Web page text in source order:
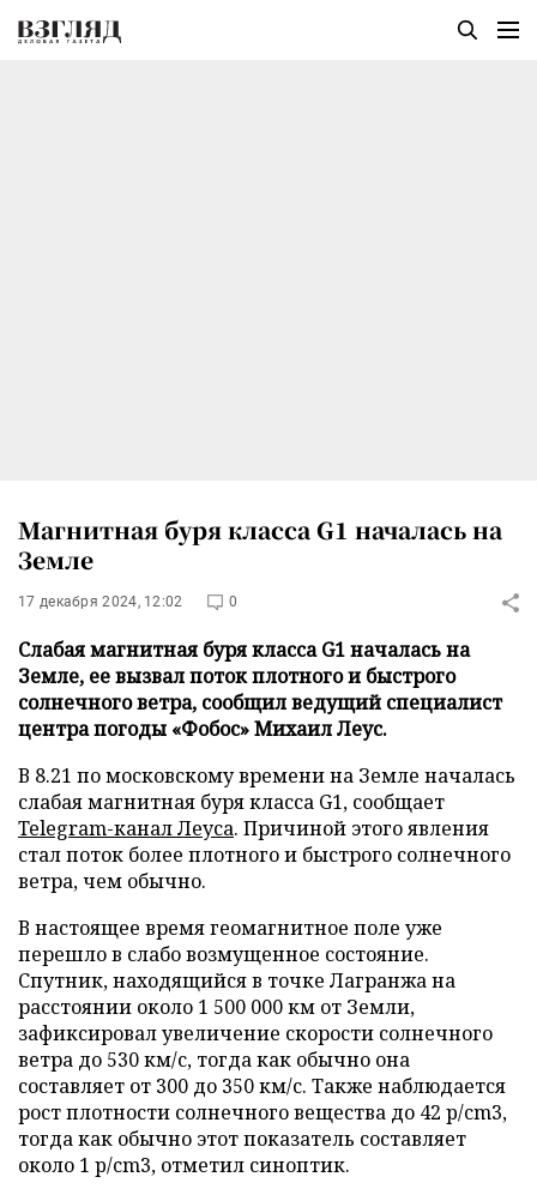
Магнитная буря класса G1 началась на
Земле
17 декабря 2024, 12:02 0
Слабая магнитная буря класса G1 началась на
Земле, ее вызвал поток плотного и быстрого
солнечного ветра, сообщил ведущий специалист
центра погоды «Фобос» Михаил Леус.
В 8.21 по московскому времени на Земле началась
слабая магнитная буря класса G1, сообщает
Telegram-канал Леуса. Причиной этого явления
стал поток более плотного и быстрого солнечного
ветра, чем обычно.
В настоящее время геомагнитное поле уже
перешло в слабо возмущенное состояние.
Спутник, находящийся в точке Лагранжа на
расстоянии около 1 500 000 км от Земли,
зафиксировал увеличение скорости солнечного
ветра до 530 км/с, тогда как обычно она
составляет от 300 до 350 км/с. Также наблюдается
рост плотности солнечного вещества до 42 p/cm3,
тогда как обычно этот показатель составляет
около 1 p/cm3, отметил синоптик.